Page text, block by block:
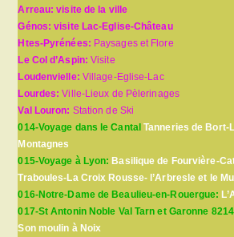
Arreau: visite de la ville
Génos: visite Lac-Eglise-Château
Htes-Pyrénées: Paysages et Flore
Le Col d’Aspin:Visite
Loudenvielle: Village-Eglise-Lac
Lourdes:Ville-Lieux de Pèlerinages
Val Louron: Station de Ski
014-Voyage dans le Cantal Tanneries de Bort-
Montagnes
015-Voyage à Lyon: Basilique de Fourvière-
Traboules-La Croix Rousse- l’Arbresle et le
016-Notre-Dame de Beaulieu-en-Rouergue:
017-St Antonin Noble Val Tarn et Garonne
Son moulin à Noix